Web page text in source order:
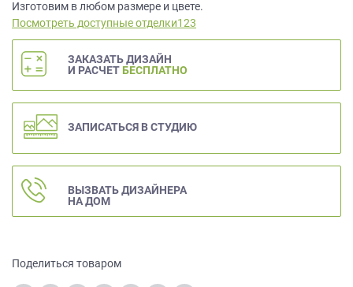
Изготовим в любом размере и цвете.
Посмотреть доступные отделки123
ЗАКАЗАТЬ ДИЗАЙН
И РАСЧЕТ БЕСПЛАТНО
ЗАПИСАТЬСЯ В СТУДИЮ
ВЫЗВАТЬ ДИЗАЙНЕРА
НА ДОМ
Поделиться товаром
данных.